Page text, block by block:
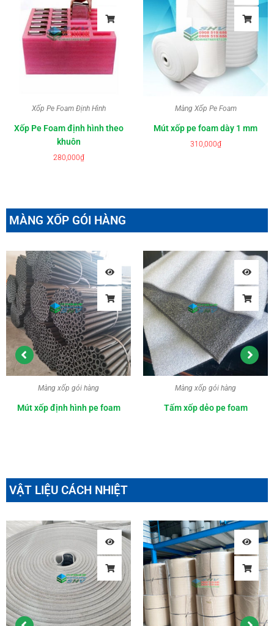
Xốp Pe Foam Định Hình
Xốp Pe Foam định hình theo
khuôn
280,000₫
Màng Xốp Pe Foam
Mút xốp pe foam dày 1 mm
310,000₫
MÀNG XỐP GÓI HÀNG
Màng xốp gói hàng
Mút xốp định hình pe foam
Màng xốp gói hàng
Tấm xốp dẻo pe foam
VẬT LIỆU CÁCH NHIỆT